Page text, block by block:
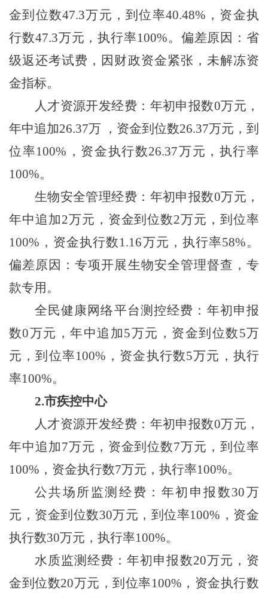
金到位数47.3万元，到位率40.48% ，资金执
行数47.3万元，执行率100%。偏差原因：省
级返还考试费，因财政资金紧张，未解冻资
金指标。
人才资源开发经费：年初申报数0万元，
年中追加26.37万 ，资金到位数26.37万元，到
位率100% ，资金执行数26.37万元，执行率
100%。
生物安全管理经费：年初申报数0万元，
年中追加2万元，资金到位数2万元，到位率
100% ，资金执行数1.16万元，执行率58%。
偏差原因：专项开展生物安全管理督查，专
款专用。
全民健康网络平台测控经费：年初申报
数0万元，年中追加5万元，资金到位数5万
元，到位率100% ，资金执行数5万元，执行
率100%。
2.市疾控中心
人才资源开发经费：年初申报数0万元，
年中追加7万元，资金到位数7万元，到位率
100% ，资金执行数7万元，执行率100%。
公共场所监测经费：年初申报数30万
元，资金到位数30万元，到位率100% ，资金
执行数30万元，执行率100%。
水质监测经费：年初申报数20万元，资
金到位数20万元，到位率100% ，资金执行数